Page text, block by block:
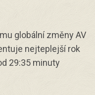
globální změny AV
nejteplejší rok
29:35 minuty